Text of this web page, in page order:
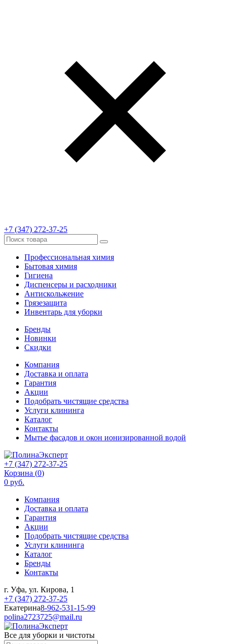
+7 (347) 272-37-25
Профессиональная химия
Бытовая химия
Гигиена
Диспенсеры и расходники
Антискольжение
Грязезащита
Инвентарь для уборки
Бренды
Новинки
Скидки
Компания
Доставка и оплата
Гарантия
Акции
Подобрать чистящие средства
Услуги клининга
Каталог
Контакты
Мытье фасадов и окон ионизированной водой
+7 (347) 272-37-25
Корзина (0)
0 руб.
Компания
Доставка и оплата
Гарантия
Акции
Подобрать чистящие средства
Услуги клининга
Каталог
Бренды
Контакты
г. Уфа, ул. Кирова, 1
+7 (347) 272-37-25
Екатерина8-962-531-15-99
polina2723725@mail.ru
Все для уборки и чистоты